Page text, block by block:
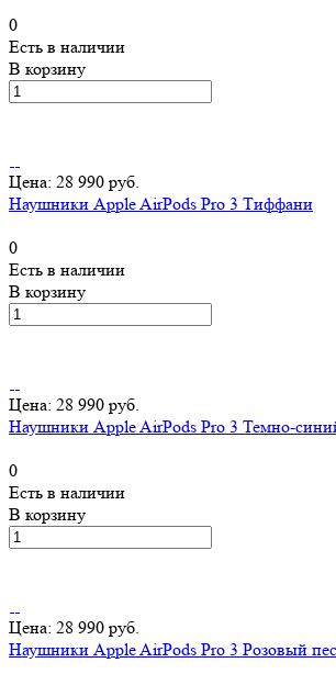
0
Есть в наличии
В корзину
Цена: 28 990 руб.
Наушники Apple AirPods Pro 3 Тиффани
0
Есть в наличии
В корзину
Цена: 28 990 руб.
Наушники Apple AirPods Pro 3 Темно-
0
Есть в наличии
В корзину
Цена: 28 990 руб.
Наушники Apple AirPods Pro 3 Розовый